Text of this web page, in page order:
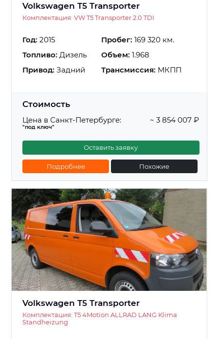
Volkswagen T5 Transporter
Комплектация: VW T5 Transporter 2.0 TDI
Год: 2015 Пробег: 169 320 км.
Топливо: Дизель Объем: 1.968
Привод: Задний Трансмиссия: МКПП
Стоимость
Цена в Санкт-Петербурге:
"под ключ"
~ 3 854 007 ₽
Оставить заявку
Подробнее Похожие
Volkswagen T5 Transporter
Комплектация: T5 4Motion ALLRAD LANG Klima
Standheizung